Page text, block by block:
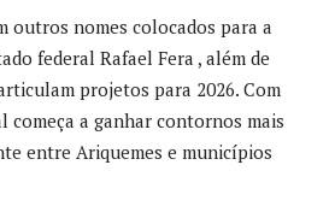
outros nomes colocados para a
federal Rafael Fera , além de
projetos para 2026. Com
começa a ganhar contornos mais
entre Ariquemes e municípios